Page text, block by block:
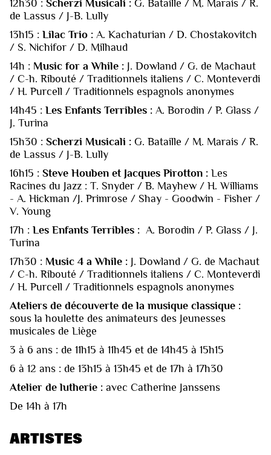
12h30 : Scherzi Musicali : G. Bataille / M. Marais / R.
de Lassus / J-B. Lully
13h15 : Lilac Trio : A. Kachaturian / D. Chostakovitch
/ S. Nichifor / D. Milhaud
14h : Music for a While : J. Dowland / G. de Machaut
/ C-h. Ribouté / Traditionnels italiens / C. Monteverdi
/ H. Purcell / Traditionnels espagnols anonymes
14h45 : Les Enfants Terribles : A. Borodin / P. Glass /
J. Turina
15h30 : Scherzi Musicali : G. Bataille / M. Marais / R.
de Lassus / J-B. Lully
16h15 : Steve Houben et Jacques Pirotton : Les
Racines du Jazz : T. Snyder / B. Mayhew / H. Williams
- A. Hickman /J. Primrose / Shay - Goodwin - Fisher /
V. Young
17h : Les Enfants Terribles : A. Borodin / P. Glass / J.
Turina
17h30 : Music 4 a While : J. Dowland / G. de Machaut
/ C-h. Ribouté / Traditionnels italiens / C. Monteverdi
/ H. Purcell / Traditionnels espagnols anonymes
Ateliers de découverte de la musique classique :
sous la houlette des animateurs des Jeunesses
musicales de Liège
3 à 6 ans : de 11h15 à 11h45 et de 14h45 à 15h15
6 à 12 ans : de 13h15 à 13h45 et de 17h à 17h30
Atelier de lutherie : avec Catherine Janssens
De 14h à 17h
ARTISTES